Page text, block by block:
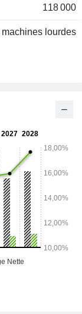
et aux centrales
Afrique-
et Amérique
118 000
lourdes